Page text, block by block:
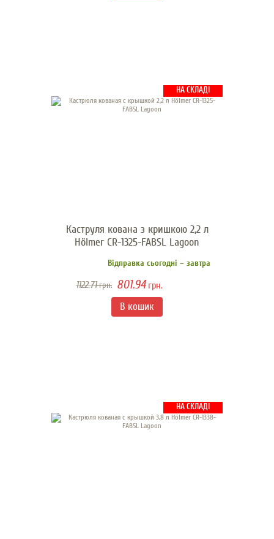
НА СКЛАДІ
Каструля кована з кришкою 2,2 л
Hölmer CR-1325-FABSL Lagoon
Відправка сьогодні – завтра
1122.71грн. 801.94грн.
НА СКЛАДІ